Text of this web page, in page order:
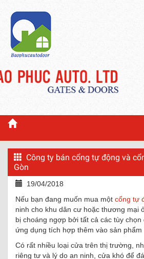
Công ty bán cổng tự động và
Gòn
19/04/2018
Nếu bạn đang muốn mua một cổng tự
ninh cho khu dân cư hoặc thương mại
bị choáng ngợp bởi tất cả các tùy chọn
ứng dụng tích hợp thêm vào sản phẩm
Có rất nhiều loại cửa trên thị trường,
riêng tư và lý do an ninh, cửa khó để